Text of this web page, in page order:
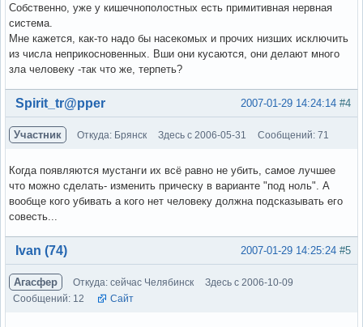
Собственно, уже у кишечнополостных есть примитивная нервная
система.
Мне кажется, как-то надо бы насекомых и прочих низших исключить
из числа неприкосновенных. Вши они кусаются, они делают много
зла человеку -так что же, терпеть?
Вне форума #4
2007-01-29 14:24:14
Spirit_tr@pper
Участник Откуда: Брянск Здесь с 2006-05-31 Сообщений: 71
Когда появляются мустанги их всё равно не убить, самое лучшее
что можно сделать- изменить прическу в варианте "под ноль". А
вообще кого убивать а кого нет человеку должна подсказывать его
совесть...
Вне форума #5
2007-01-29 14:25:24
Ivan (74)
Агасфер Откуда: сейчас Челябинск
Здесь с 2006-10-09
Сообщений: 12
Сайт